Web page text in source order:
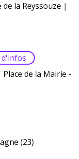
la Reyssouze |
d'infos
de la Mairie -
(23)